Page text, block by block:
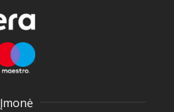
Įmonė